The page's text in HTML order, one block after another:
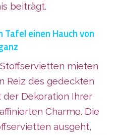
beiträgt.
einen Hauch von
mieten
Reiz des gedeckten
Dekoration Ihrer
Charme. Die
ausgeht,